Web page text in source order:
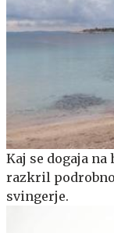
Kaj se dogaja na
razkril
svingerje.